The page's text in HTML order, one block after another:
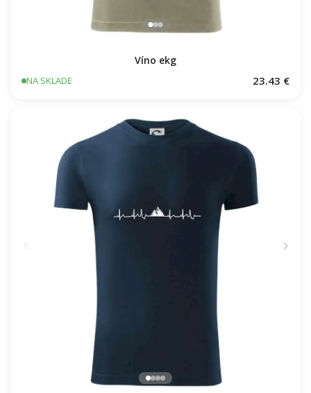
Víno ekg
NA SKLADE 23.43 €